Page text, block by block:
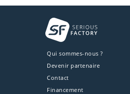
Qui sommes-nous ?
Devenir partenaire
Contact
Financement